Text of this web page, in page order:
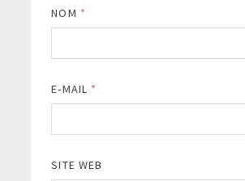
NOM *
E-MAIL *
SITE WEB